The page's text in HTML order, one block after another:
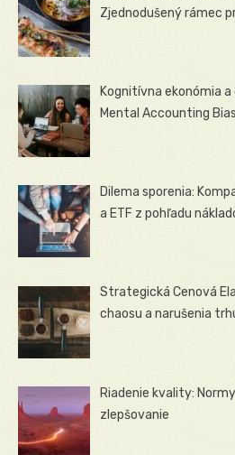
Zjednodušený rámec
Kognitívna ekonómia
Mental Accounting
Dilema sporenia:
a ETF z pohľadu
Strategická Cenová
chaosu a narušenia
Riadenie kvality:
zlepšovanie